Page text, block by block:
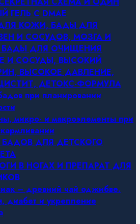
ГЕЛЬ С DMAE
КОЖИ, БАДЫ ДЛЯ
И СОСУДОВ, МОЗГА И
БАДЫ ДЛЯ ОЧИЩЕНИЯ
И СОСУДЫ, ВЫСОКИЙ
ВЫСОКОЕ ДАВЛЕНИЕ,
ДЕТОКС-ФОРМУЛА
при планировании
микро- и макроэлементы при
БАДОВ ДЛЯ ДЕТСКОГО
В НОГАХ И ПРЕПАРАТ ДЛЯ
– древний чай оджибве.
диабет и укрепление